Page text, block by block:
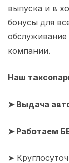
выпуска и в
бонусы для
компании.
Наш
➤ Выдача
➤ Работаем
➤